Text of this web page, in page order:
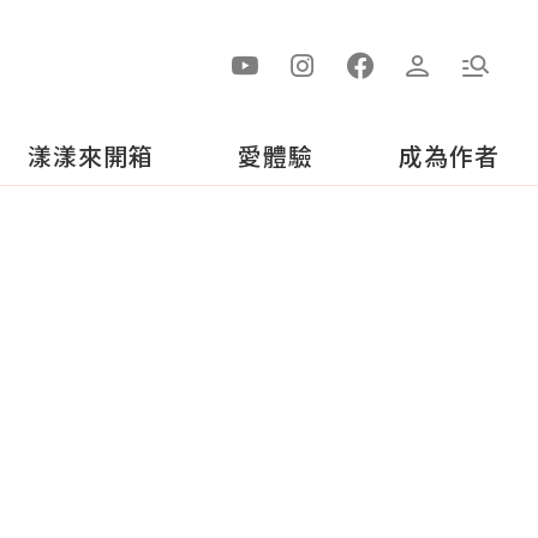
漾漾來開箱 愛體驗 成為作者